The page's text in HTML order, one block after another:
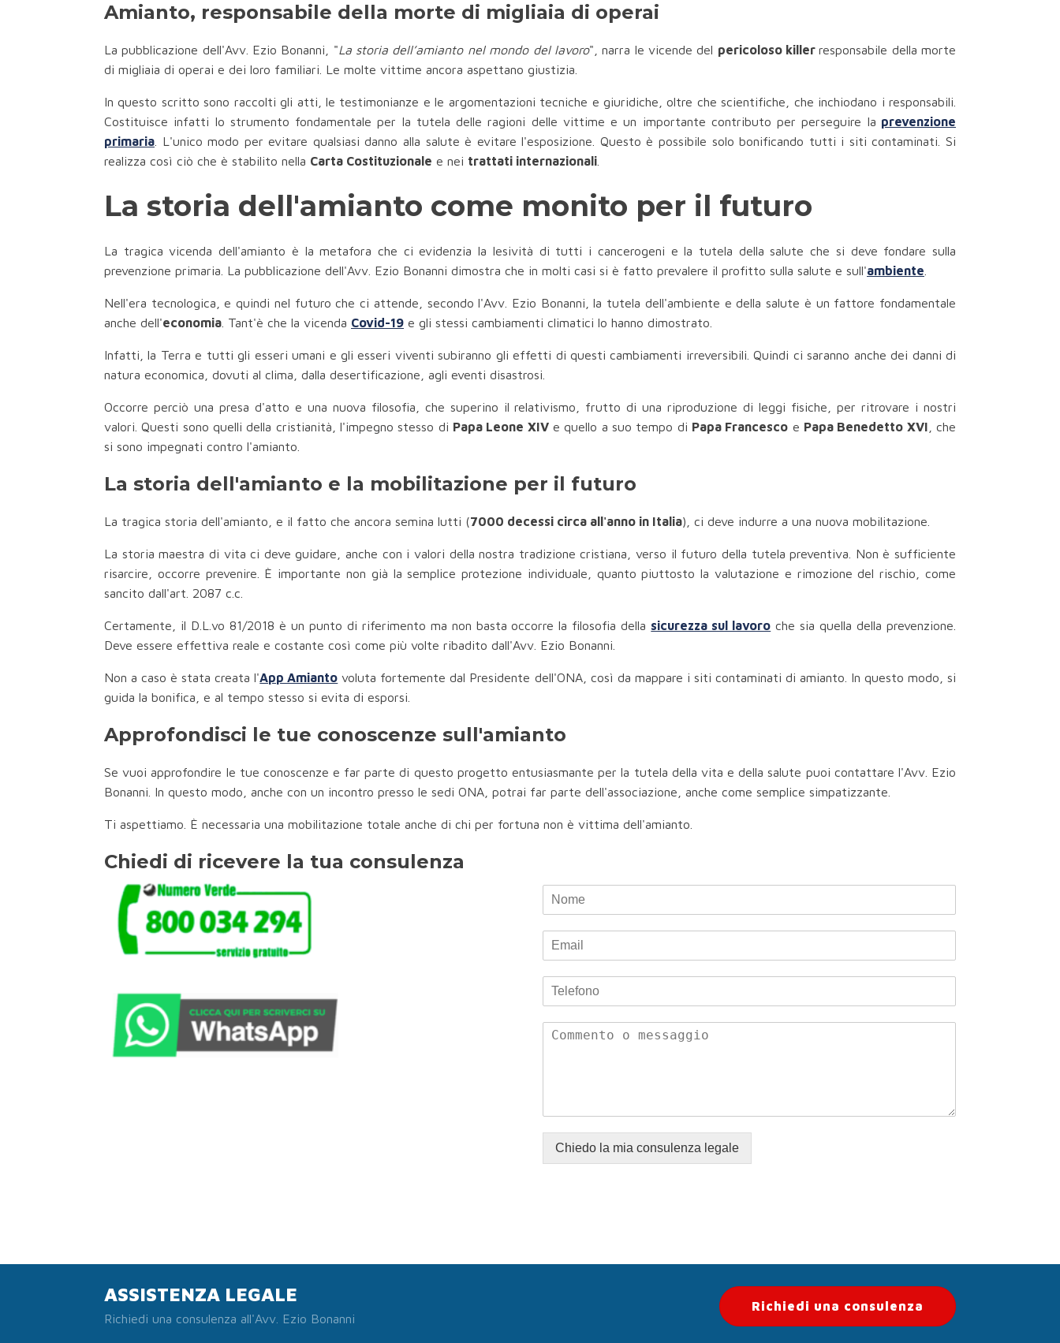
Amianto, responsabile della morte di migliaia di operai
La pubblicazione dell'Avv. Ezio Bonanni, "La storia dell’amianto nel mondo del lavoro", narra le vicende del pericoloso killerresponsabile della morte
di migliaia di operai e dei loro familiari. Le molte vittime ancora aspettano giustizia.
In questo scritto sono raccolti gli atti, le testimonianze e le argomentazioni tecniche e giuridiche, oltre che scientifiche, che inchiodano i responsabili.
Costituisce infatti lo strumento fondamentale per la tutela delle ragioni delle vittime e un importante contributo per perseguire la prevenzione
primaria . L'unico modo per evitare qualsiasi danno alla salute è evitare l'esposizione. Questo è possibile solo bonificando tutti i siti contaminati. Si
realizza così ciò che è stabilito nella Carta Costituzionale e nei trattati internazionali
La storia dell'amianto come monito per il futuro
La tragica vicenda dell'amianto è la metafora che ci evidenzia la lesività di tutti i cancerogeni e la tutela della salute che si deve fondare sulla
prevenzione primaria. La pubblicazione dell'Avv. Ezio Bonanni dimostra che in molti casi si è fatto prevalere il profitto sulla salute e sull'ambiente
Nell'era tecnologica, e quindi nel futuro che ci attende, secondo l'Avv. Ezio Bonanni, la tutela dell'ambiente e della salute è un fattore fondamentale
anche dell'economia . Tant'è che la vicenda Covid-19 e gli stessi cambiamenti climatici lo hanno dimostrato.
Infatti, la Terra e tutti gli esseri umani e gli esseri viventi subiranno gli effetti di questi cambiamenti irreversibili. Quindi ci saranno anche dei danni di
natura economica, dovuti al clima, dalla desertificazione, agli eventi disastrosi.
Occorre perciò una presa d'atto e una nuova filosofia, che superino il relativismo, frutto di una riproduzione di leggi fisiche, per ritrovare i nostri
valori. Questi sono quelli della cristianità, l'impegno stesso di Papa Leone XIVe quello a suo tempo di Papa Francesco e Papa Benedetto XVI , che
si sono impegnati contro l'amianto.
La storia dell'amianto e la mobilitazione per il futuro
La tragica storia dell'amianto, e il fatto che ancora semina lutti (7000 decessi circa all'anno in Italia), ci deve indurre a una nuova mobilitazione.
La storia maestra di vita ci deve guidare, anche con i valori della nostra tradizione cristiana, verso il futuro della tutela preventiva. Non è sufficiente
risarcire, occorre prevenire. È importante non già la semplice protezione individuale, quanto piuttosto la valutazione e rimozione del rischio, come
sancito dall'art. 2087 c.c.
Certamente, il D.L.vo 81/2018 è un punto di riferimento ma non basta occorre la filosofia della sicurezza sul lavoro che sia quella della prevenzione.
Deve essere effettiva reale e costante così come più volte ribadito dall'Avv. Ezio Bonanni.
Non a caso è stata creata l'App Amianto voluta fortemente dal Presidente dell'ONA, così da mappare i siti contaminati di amianto. In questo modo, si
guida la bonifica, e al tempo stesso si evita di esporsi.
Approfondisci le tue conoscenze sull'amianto
Se vuoi approfondire le tue conoscenze e far parte di questo progetto entusiasmante per la tutela della vita e della salute puoi contattare l'Avv. Ezio
Bonanni. In questo modo, anche con un incontro presso le sedi ONA, potrai far parte dell'associazione, anche come semplice simpatizzante.
Ti aspettiamo. È necessaria una mobilitazione totale anche di chi per fortuna non è vittima dell'amianto.
Chiedi di ricevere la tua consulenza
Chiedo la mia consulenza legale
ASSISTENZA LEGALE
Richiedi una consulenza all'Avv. Ezio Bonanni
Richiedi una consulenza